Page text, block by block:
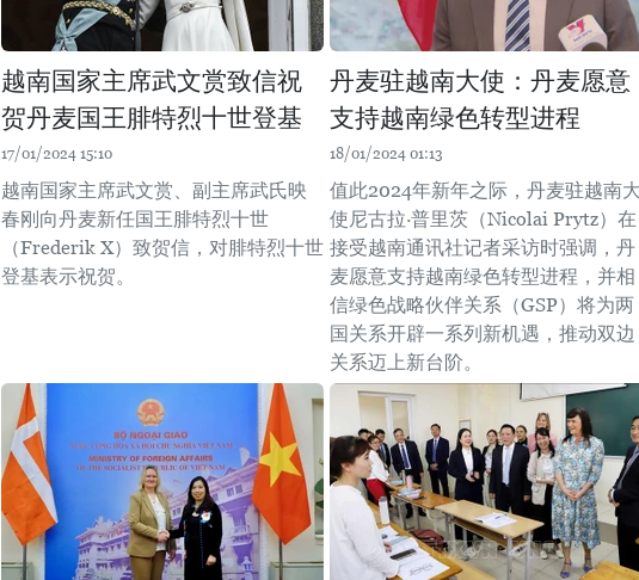
越南国家主席武文赏致信祝
贺丹麦国王腓特烈十世登基
17/01/2024 15:10
越南国家主席武文赏、副主席武氏映
春刚向丹麦新任国王腓特烈十世
（Frederik X）致贺信，对腓特烈十世
登基表示祝贺。
丹麦驻越南大使：丹麦愿意
支持越南绿色转型进程
18/01/2024 01:13
值此2024年新年之际，丹麦驻越南
使尼古拉·普里茨（Nicolai Prytz）在
接受越南通讯社记者采访时强调，丹
麦愿意支持越南绿色转型进程，并相
信绿色战略伙伴关系（GSP）将为两
国关系开辟一系列新机遇，推动双边
关系迈上新台阶。